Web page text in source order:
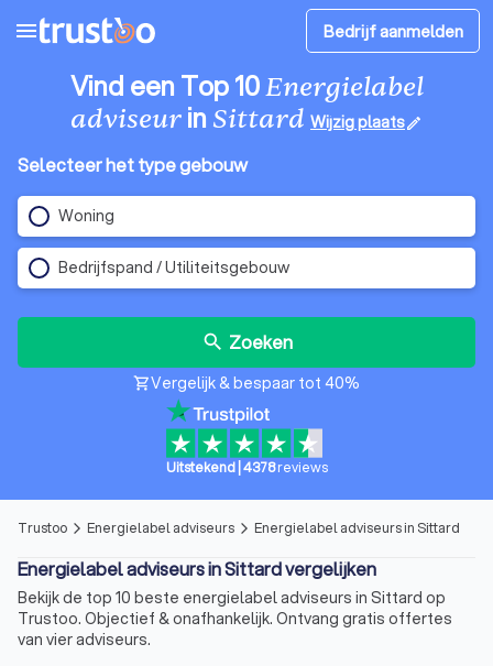
menu Bedrijf aanmelden
Vind een Top 10Energielabel
adviseurin Sittard Wijzig plaatsedit
Selecteer het type gebouw
Woning
Bedrijfspand / Utiliteitsgebouw
search Zoeken
shopping_cartVergelijk & bespaar tot 40%
Uitstekend| 4378 reviews
Trustoo arrow_forward_ios Energielabel adviseurs arrow_forward_ios Energielabel adviseurs in Sittard
Energielabel adviseurs in Sittard vergelijken
Bekijk de top 10 beste energielabel adviseurs in Sittard op
Trustoo. Objectief & onafhankelijk. Ontvang gratis offertes
van vier adviseurs.